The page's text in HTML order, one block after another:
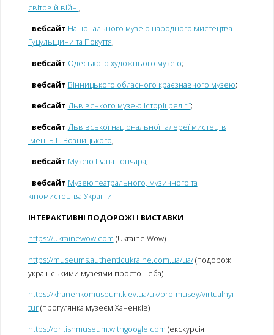
світовій війні;
· вебсайт Національного музею народного мистецтва
Гуцульщини та Покуття;
· вебсайт Одеського художнього музею;
· вебсайт Вінницького обласного краєзнавчого музею;
· вебсайт Львівського музею історії релігії;
· вебсайт Львівської національної галереї мистецтв
імені Б.Г. Возницького;
· вебсайт Музею Івана Гончара;
· вебсайт Музею театрального, музичного та
кіномистецтва України.
ІНТЕРАКТИВНІ ПОДОРОЖІ І ВИСТАВКИ
https://ukrainewow.com (Ukraine Wow)
https://museums.authenticukraine.com.ua/ua/(подорож
українськими музеями просто неба)
https://khanenkomuseum.kiev.ua/uk/pro-musey/virtualnyi-
tur(прогулянка музеєм Ханенків)
https://britishmuseum.withgoogle.com (екскурсія